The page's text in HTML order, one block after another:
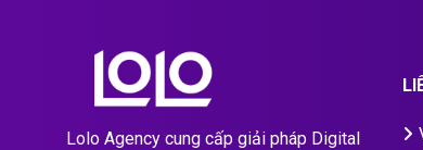
Lolo Agency cung cấp giải pháp Digital